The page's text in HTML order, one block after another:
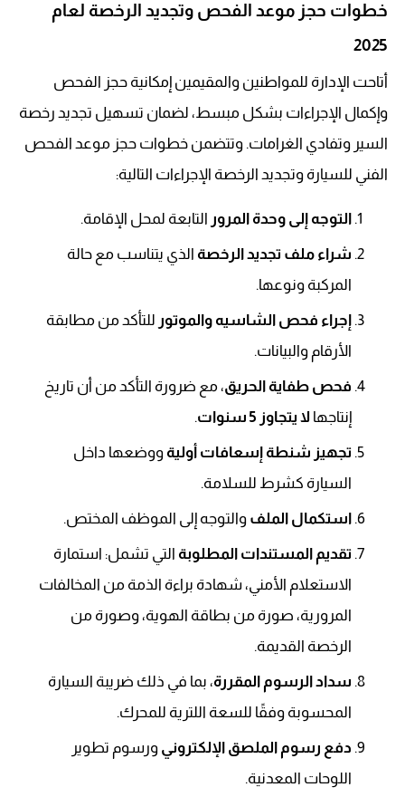
خطوات حجز موعد الفحص وتجديد الرخصة لعام
2025
أتاحت الإدارة للمواطنين والمقيمين إمكانية حجز الفحص
وإكمال الإجراءات بشكل مبسط، لضمان تسهيل تجديد رخصة
السير وتفادي الغرامات. وتتضمن خطوات حجز موعد الفحص
الفني للسيارة وتجديد الرخصة الإجراءات التالية:
التوجه إلى وحدة المرور التابعة لمحل الإقامة.
شراء ملف تجديد الرخصة الذي يتناسب مع حالة
المركبة ونوعها.
إجراء فحص الشاسيه والموتور للتأكد من مطابقة
الأرقام والبيانات.
فحص طفاية الحريق، مع ضرورة التأكد من أن تاريخ
إنتاجها لا يتجاوز 5 سنوات .
تجهيز شنطة إسعافات أولية ووضعها داخل
السيارة كشرط للسلامة.
استكمال الملف والتوجه إلى الموظف المختص.
تقديم المستندات المطلوبة التي تشمل: استمارة
الاستعلام الأمني، شهادة براءة الذمة من المخالفات
المرورية، صورة من بطاقة الهوية، وصورة من
الرخصة القديمة.
سداد الرسوم المقررة، بما في ذلك ضريبة السيارة
المحسوبة وفقًا للسعة اللترية للمحرك.
دفع رسوم الملصق الإلكتروني ورسوم تطوير
اللوحات المعدنية.